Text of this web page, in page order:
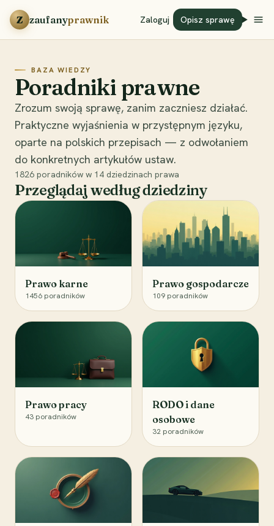
Przejdź do treści
Z zaufanyprawnik Zaloguj Opisz sprawę
BAZA WIEDZY
Poradniki prawne
Zrozum swoją sprawę, zanim zaczniesz działać.
Praktyczne wyjaśnienia w przystępnym języku,
oparte na polskich przepisach — z odwołaniem
do konkretnych artykułów ustaw.
1826 poradników w 14 dziedzinach prawa
Przeglądaj według dziedziny
Prawo karne
1456 poradników
Prawo gospodarcze
109 poradników
Prawo pracy
43 poradników
RODO i dane
osobowe
32 poradników